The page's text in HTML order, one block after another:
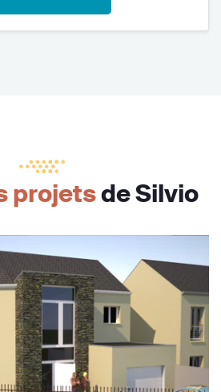
projetsde Silvio